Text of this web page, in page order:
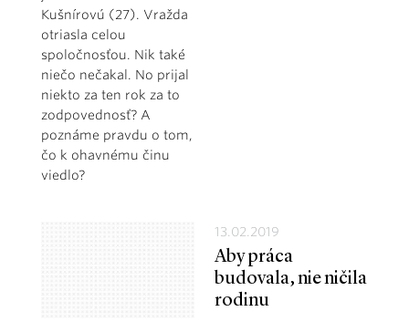
Kušnírovú (27). Vražda
otriasla celou
spoločnosťou. Nik také
niečo nečakal. No prijal
niekto za ten rok za to
zodpovednosť? A
poznáme pravdu o tom,
čo k ohavnému činu
viedlo?
13.02.2019
Aby práca
budovala, nie ničila
rodinu